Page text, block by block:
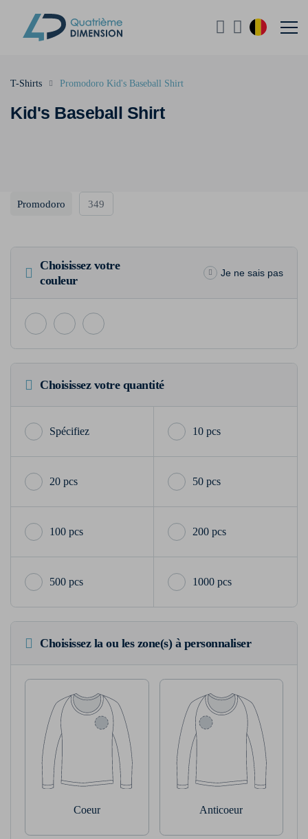
Kid's Baseball Shirt
T-Shirts Promodoro Kid's Baseball Shirt
Promodoro 349
Choisissez votre
couleur
Je ne sais pas
Choisissez votre quantité
10 pcs
20 pcs 50 pcs
100 pcs 200 pcs
500 pcs 1000 pcs
Choisissez la ou les zone(s) à personnaliser
Coeur Anticoeur